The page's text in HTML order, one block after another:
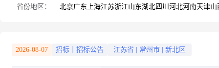
省份地区： 北京广东 上海江苏浙江山东湖北四川 河北河南天津山
2026-08-07 招标｜招标公告 江苏省 常州市 新北区